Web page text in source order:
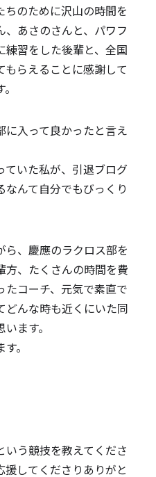
ちのために沢山の時間を
、あさのさんと、パワフ
練習をした後輩と、全国
もらえることに感謝して
に入って良かったと言え
ていた私が、引退ブログ
なんて自分でもびっくり
ら、慶應のラクロス部を
方、たくさんの時間を費
たコーチ、元気で素直で
どんな時も近くにいた同
ます。
。
いう競技を教えてくださ
援してくださりありがと